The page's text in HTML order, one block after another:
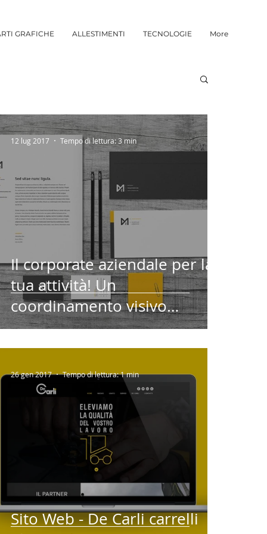
GRAFICHE ALLESTIMENTI TECNOLOGIE More
Il corporate aziendale per la
tua attività! Un
coordinamento visivo
vincente!
12 lug 2017 Tempo di lettura: 3 min
Sito Web - De Carli carrelli
26 gen 2017 Tempo di lettura: 1 min